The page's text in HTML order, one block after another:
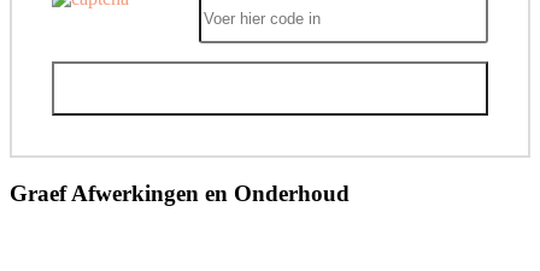
leeg
Graef Afwerkingen en Onderhoud